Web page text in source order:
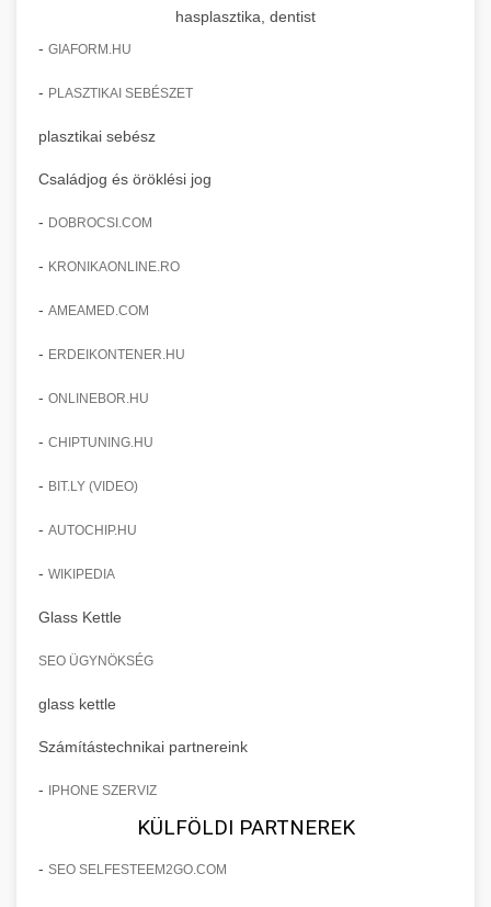
hasplasztika, dentist
- GIAFORM.HU
- PLASZTIKAI SEBÉSZET
plasztikai sebész
Családjog és öröklési jog
- DOBROCSI.COM
- KRONIKAONLINE.RO
- AMEAMED.COM
- ERDEIKONTENER.HU
- ONLINEBOR.HU
- CHIPTUNING.HU
- BIT.LY (VIDEO)
- AUTOCHIP.HU
- WIKIPEDIA
Glass Kettle
SEO ÜGYNÖKSÉG
glass kettle
Számítástechnikai partnereink
- IPHONE SZERVIZ
KÜLFÖLDI PARTNEREK
- SEO SELFESTEEM2GO.COM